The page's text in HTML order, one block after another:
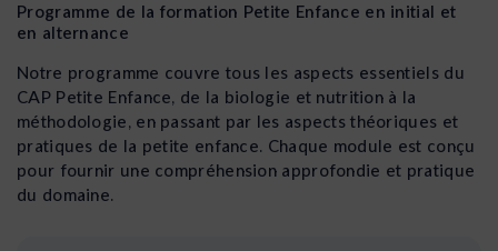
Programme de la formation Petite Enfance en initial et
en alternance
Notre programme couvre tous les aspects essentiels du
CAP Petite Enfance, de la biologie et nutrition à la
méthodologie, en passant par les aspects théoriques et
pratiques de la petite enfance. Chaque module est conçu
pour fournir une compréhension approfondie et pratique
du domaine.